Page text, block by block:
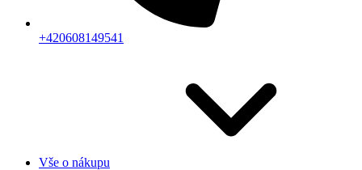
+420608149541
Vše o nákupu